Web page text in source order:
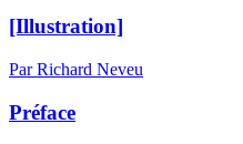
[Illustration]
Par Richard Neveu
Préface